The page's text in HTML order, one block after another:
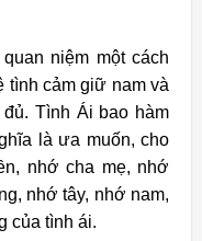
niệm một cách
tình cảm giữ nam và
Tình Ái bao hàm
là ưa muốn, cho
nhớ cha mẹ, nhớ
nhớ tây, nhớ nam,
của tình ái.